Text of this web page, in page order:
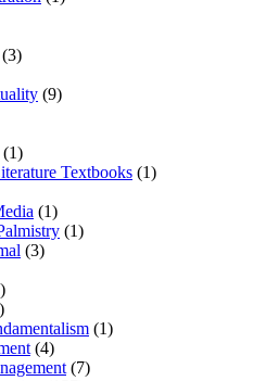
(3)
(9)
(1)
Textbooks (1)
(1)
(1)
(3)
(1)
(4)
(7)